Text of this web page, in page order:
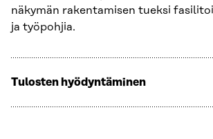
näkymän rakentamisen tueksi
ja työpohjia.
Tulosten hyödyntäminen